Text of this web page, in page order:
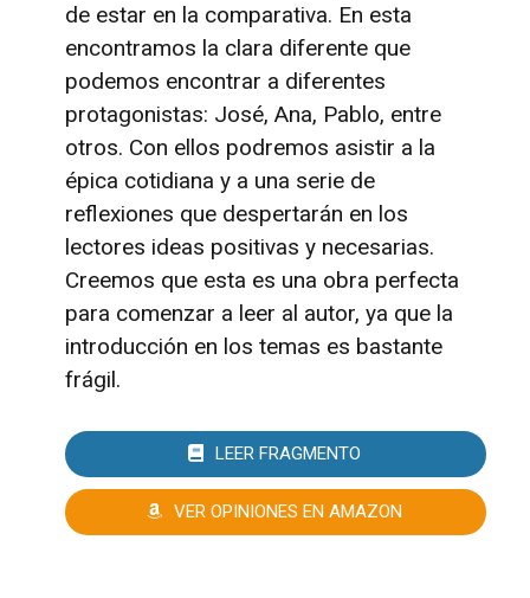
de estar en la comparativa. En esta
encontramos la clara diferente que
podemos encontrar a diferentes
protagonistas: José, Ana, Pablo, entre
otros. Con ellos podremos asistir a la
épica cotidiana y a una serie de
reflexiones que despertarán en los
lectores ideas positivas y necesarias.
Creemos que esta es una obra perfecta
para comenzar a leer al autor, ya que la
introducción en los temas es bastante
frágil.
LEER FRAGMENTO
VER OPINIONES EN AMAZON